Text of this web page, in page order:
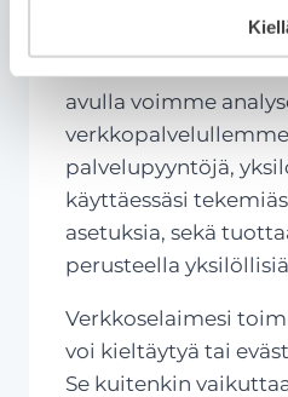
suostumuksella
avulla voimme
palvelupyyntöjä,
käyttäessäsi
asetuksia, sekä
perusteella
Verkkoselaimesi
voi kieltäytyä tai
Se kuitenkin